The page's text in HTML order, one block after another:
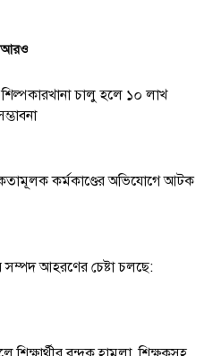
আরও
শিল্পকারখানা চালু হলে ১০ লাখ
কর্মকাণ্ডের অভিযোগে আটক
সম্পদ আহরণের চেষ্টা চলছে: